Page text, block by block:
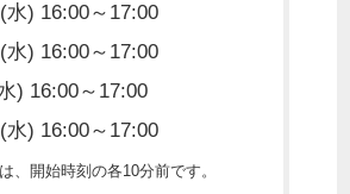
水) 16:00～17:00
水) 16:00～17:00
) 16:00～17:00
水) 16:00～17:00
、開始時刻の各10分前です。